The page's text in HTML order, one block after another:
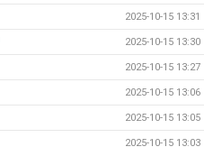
2025-10-15 13:31
2025-10-15 13:30
2025-10-15 13:27
2025-10-15 13:06
2025-10-15 13:05
2025-10-15 13:03